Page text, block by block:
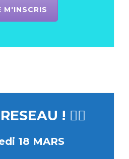
M'INSCRIS
! 🚴‍♀️
18 MARS